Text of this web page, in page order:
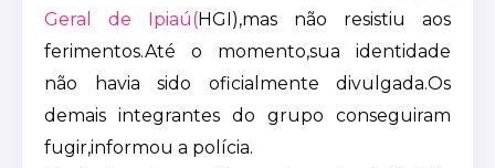
Geral de Ipiaú(HGI),mas não resistiu aos
ferimentos.Até o momento,sua identidade
não havia sido oficialmente divulgada.Os
demais integrantes do grupo conseguiram
fugir,informou a polícia.